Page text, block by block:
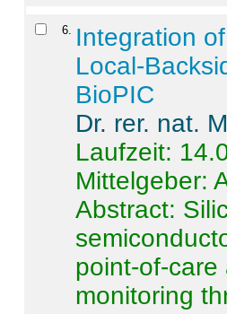
6
Integration
Local-
BioPIC
Dr. rer. nat.
Laufzeit:
Mittelgeber:
Abstract:
point-of-
monitoring